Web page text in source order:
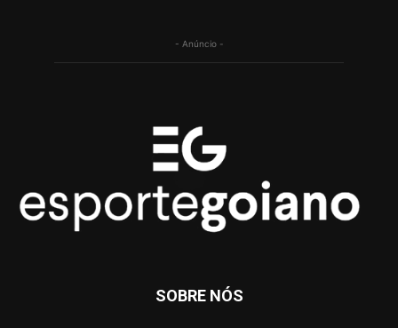
- Anúncio -
SOBRE NÓS